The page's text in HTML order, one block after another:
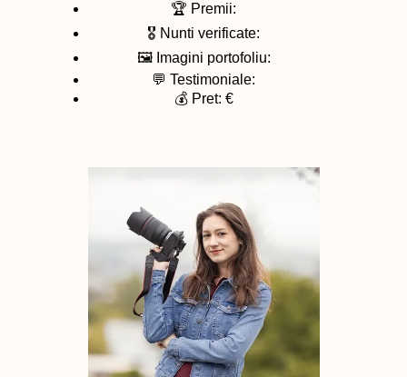
🏆 Premii:
🎖️ Nunti verificate:
🖼️ Imagini portofoliu:
💬 Testimoniale:
💰 Pret: €